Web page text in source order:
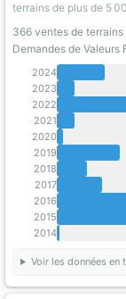
terrains de plus de 5
366 ventes de
Demandes de Valeurs
2024
2023
2022
2021
2020
2019
2018
2017
2016
2015
2014
Voir les données en